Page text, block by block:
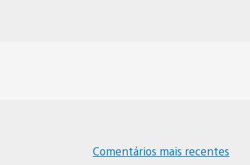
Comentários mais recentes